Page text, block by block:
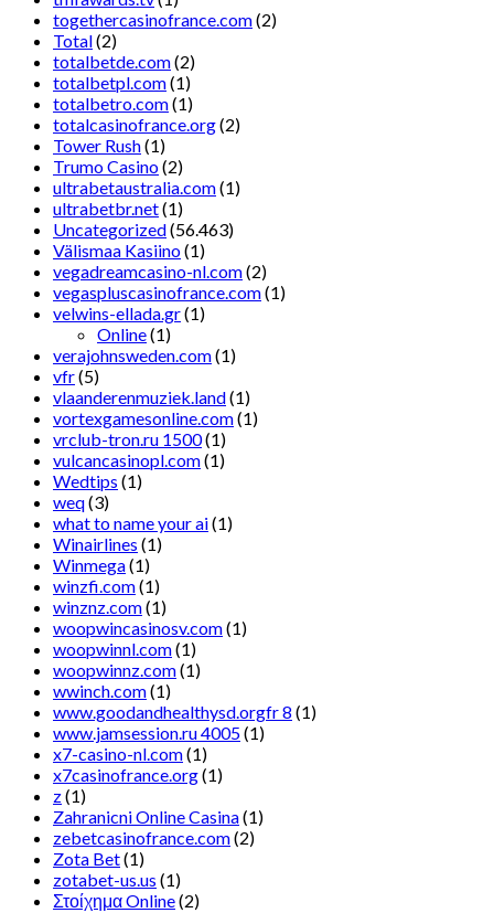
togethercasinofrance.com(2)
Total(2)
totalbetde.com(2)
totalbetpl.com(1)
totalbetro.com(1)
totalcasinofrance.org(2)
Tower Rush(1)
Trumo Casino(2)
ultrabetaustralia.com(1)
ultrabetbr.net(1)
Uncategorized(56.463)
Välismaa Kasiino(1)
vegadreamcasino-nl.com(2)
vegaspluscasinofrance.com(1)
velwins-ellada.gr(1)
Online(1)
verajohnsweden.com(1)
vfr(5)
vlaanderenmuziek.land(1)
vortexgamesonline.com(1)
vrclub-tron.ru 1500(1)
vulcancasinopl.com(1)
Wedtips (1)
weq(3)
what to name your ai(1)
Winairlines (1)
Winmega(1)
winzfi.com(1)
winznz.com(1)
woopwincasinosv.com(1)
woopwinnl.com(1)
woopwinnz.com(1)
wwinch.com(1)
www.goodandhealthysd.orgfr 8 (1)
www.jamsession.ru 4005(1)
x7-casino-nl.com(1)
x7casinofrance.org(1)
z(1)
Zahranicni Online Casina(1)
zebetcasinofrance.com(2)
Zota Bet(1)
zotabet-us.us (1)
Στοίχημα Online(2)